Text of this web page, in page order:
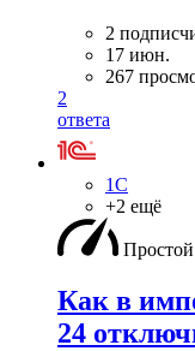
2
17 июн.
267
2
ответа
1С
+2 ещё
Простой
Как в
24